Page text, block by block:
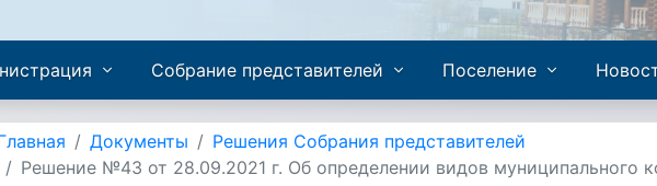
Собрание представителей Поселение
Документы
Решения Собрания представителей
Решение №43 от 28.09.2021 г. Об определении видов муниципального